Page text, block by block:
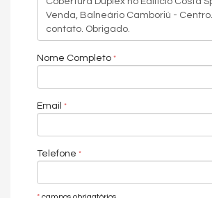
Nome Completo
Email
Telefone